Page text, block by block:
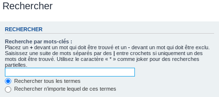
Rechercher
RECHERCHER
Recherche par mots-clés :
Placez un + devant un mot qui doit être trouvé et un - devant un mot qui doit être exclu.
Saisissez une suite de mots séparés par des | entre crochets si uniquement un des
mots doit être trouvé. Utilisez le caractère « * » comme joker pour des recherches
partielles.
Rechercher tous les termes
Rechercher n’importe lequel de ces termes